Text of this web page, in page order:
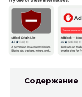
Содержание